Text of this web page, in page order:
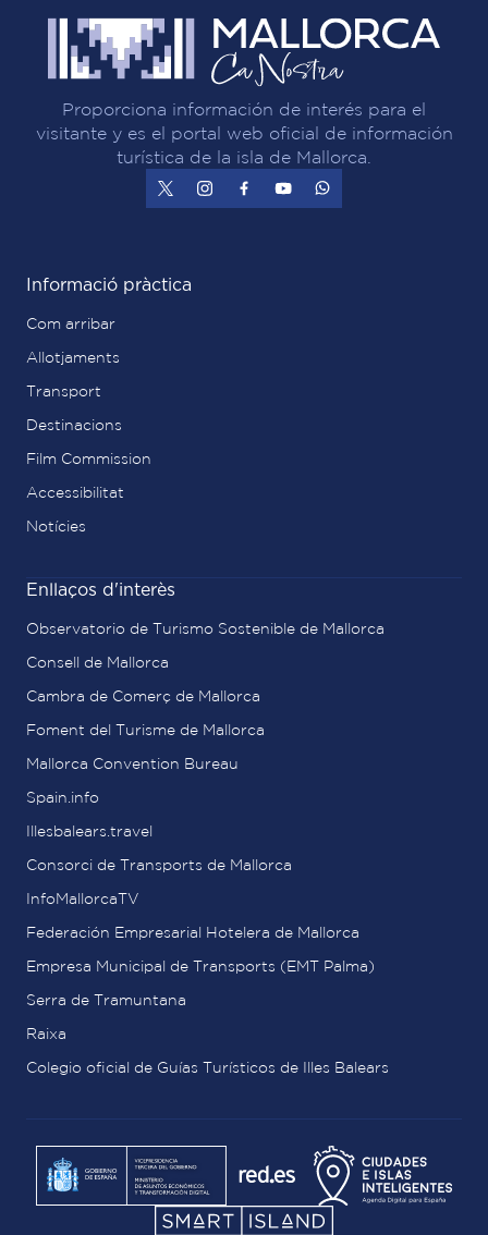
Proporciona información de interés para el
visitante y es el portal web oficial de información
turística de la isla de Mallorca.
Informació pràctica
Com arribar
Allotjaments
Transport
Destinacions
Film Commission
Accessibilitat
Notícies
Enllaços d'interès
Observatorio de Turismo Sostenible de Mallorca
Consell de Mallorca
Cambra de Comerç de Mallorca
Foment del Turisme de Mallorca
Mallorca Convention Bureau
Spain.info
Illesbalears.travel
Consorci de Transports de Mallorca
InfoMallorcaTV
Federación Empresarial Hotelera de Mallorca
Empresa Municipal de Transports (EMT Palma)
Serra de Tramuntana
Raixa
Colegio oficial de Guías Turísticos de Illes Balears